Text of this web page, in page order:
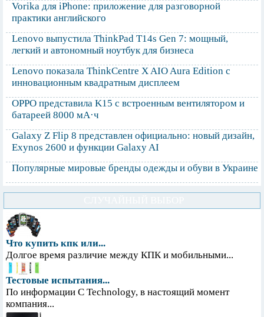
Vorika для iPhone: приложение для разговорной
практики английского
Lenovo выпустила ThinkPad T14s Gen 7: мощный,
легкий и автономный ноутбук для бизнеса
Lenovo показала ThinkCentre X AIO Aura Edition с
инновационным квадратным дисплеем
OPPO представила K15 с встроенным вентилятором и
батареей 8000 мА·ч
Galaxy Z Flip 8 представлен официально: новый дизайн,
Exynos 2600 и функции Galaxy AI
Популярные мировые бренды одежды и обуви в Украине
Что купить кпк или...
Долгое время различие между КПК и мобильными...
Тестовые испытания...
По информации С Technology, в настоящий момент
компания...